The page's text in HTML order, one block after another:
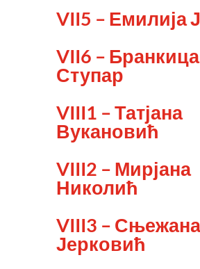
VII5 – Емилија
VII6 – Бранкица
Ступар
VIII1 – Татјана
Вукановић
VIII2 – Мирјана
Николић
VIII3 – Сњежана
Јерковић